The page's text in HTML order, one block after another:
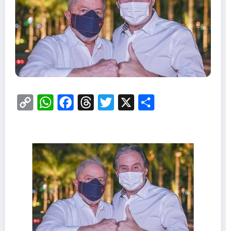
Copy
Link
WhatsApp
Facebook
Threads
Twitter
X